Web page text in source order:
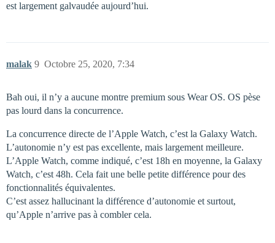
est largement galvaudée aujourd’hui.
malak Octobre 25, 2020, 7:34
9
Bah oui, il n’y a aucune montre premium sous Wear OS. OS pèse
pas lourd dans la concurrence.
La concurrence directe de l’Apple Watch, c’est la Galaxy Watch.
L’autonomie n’y est pas excellente, mais largement meilleure.
L’Apple Watch, comme indiqué, c’est 18h en moyenne, la Galaxy
Watch, c’est 48h. Cela fait une belle petite différence pour des
fonctionnalités équivalentes.
C’est assez hallucinant la différence d’autonomie et surtout,
qu’Apple n’arrive pas à combler cela.